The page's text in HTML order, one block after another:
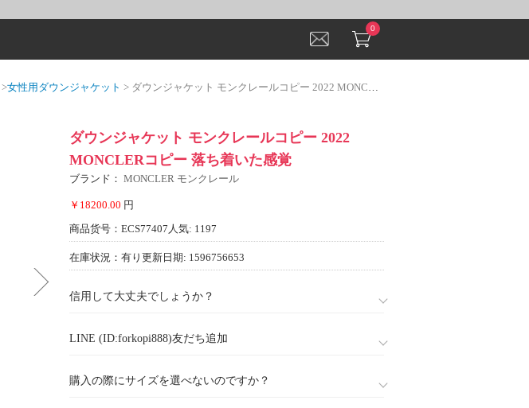
0
>女性用ダウンジャケット > ダウンジャケット モンクレールコピー 2022 MONCLERコピー 落ち着いた感覚
ダウンジャケット モンクレールコピー 2022
MONCLERコピー 落ち着いた感覚
ブランド： MONCLER モンクレール
￥18200.00 円
商品货号：ECS77407 人気: 1197
在庫状況：有り 更新日期: 1596756653
信用して大丈夫でしょうか？
LINE (ID:forkopi888)友だち追加
購入の際にサイズを選べないのですか？